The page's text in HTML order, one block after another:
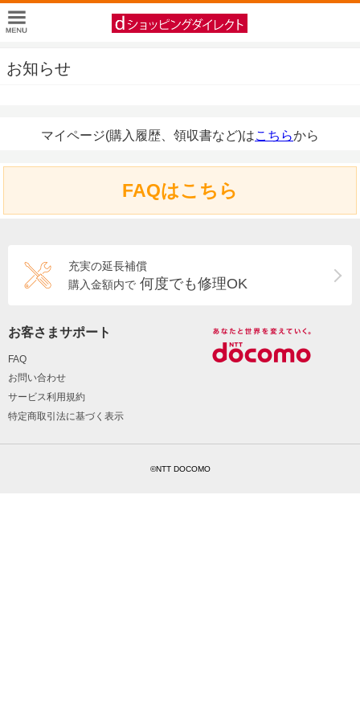
お知らせ
マイページ(購入履歴、領収書など)はこちらから
FAQはこちら
充実の延長補償
購入金額内で 何度でも修理OK
お客さまサポート
FAQ
お問い合わせ
サービス利用規約
特定商取引法に基づく表示
©NTT DOCOMO